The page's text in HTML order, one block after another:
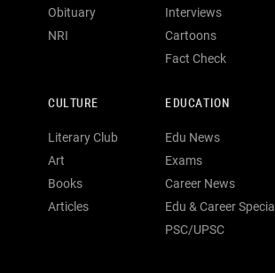
Obituary
NRI
Interviews
Cartoons
Fact Check
CULTURE
Literary Club
Art
Books
Articles
EDUCATION
Edu News
Exams
Career News
Edu & Career Special
PSC/UPSC